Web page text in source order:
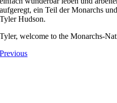
aufgeregt, ein Teil der Monarchs
Tyler Hudson.
Tyler, welcome to the Monarchs-
Previous